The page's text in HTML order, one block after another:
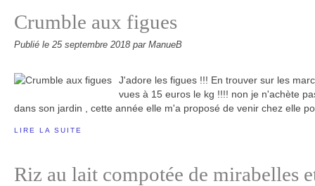
Crumble aux figues
Publié le 25 septembre 2018 par ManueB
J'adore les figues !!! En trouver sur les
vues à 15 euros le kg !!!! non je n'achète
dans son jardin , cette année elle m'a proposé de venir chez elle
LIRE LA SUITE
Riz au lait compotée de mirabelles